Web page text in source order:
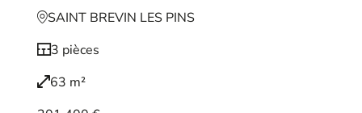
SAINT BREVIN LES PINS
3 pièces
63 m²